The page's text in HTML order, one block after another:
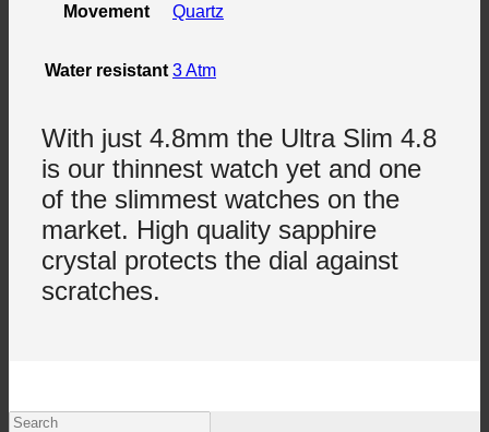
Movement Quartz
Water resistant 3 Atm
With just 4.8mm the Ultra Slim 4.8
is our thinnest watch yet and one
of the slimmest watches on the
market. High quality sapphire
crystal protects the dial against
scratches.
Search